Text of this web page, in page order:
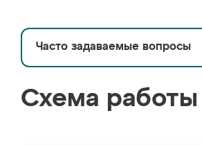
Часто задаваемые вопросы
Схема работы